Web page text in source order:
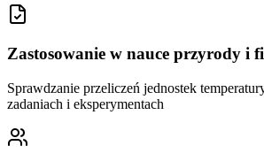
Zastosowanie w nauce przyrody i
Sprawdzanie przeliczeń jednostek
zadaniach i eksperymentach